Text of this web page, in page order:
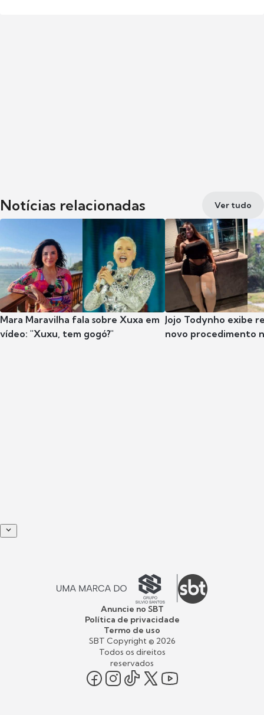
Notícias relacionadas Ver tudo
Mara Maravilha fala sobre Xuxa em
vídeo: "Xuxu, tem gogó?"
Jojo Todynho exibe
novo procedimento
Anuncie no SBT
Política de privacidade
Termo de uso
SBT Copyright © 2026
Todos os direitos
reservados